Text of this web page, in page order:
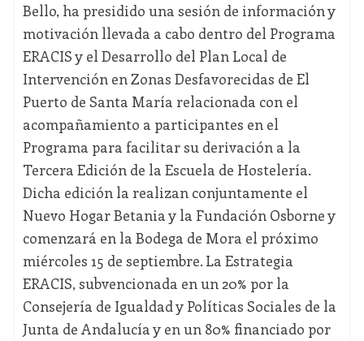
Bello, ha presidido una sesión de información y
motivación llevada a cabo dentro del Programa
ERACIS y el Desarrollo del Plan Local de
Intervención en Zonas Desfavorecidas de El
Puerto de Santa María relacionada con el
acompañamiento a participantes en el
Programa para facilitar su derivación a la
Tercera Edición de la Escuela de Hostelería.
Dicha edición la realizan conjuntamente el
Nuevo Hogar Betania y la Fundación Osborne y
comenzará en la Bodega de Mora el próximo
miércoles 15 de septiembre. La Estrategia
ERACIS, subvencionada en un 20% por la
Consejería de Igualdad y Políticas Sociales de la
Junta de Andalucía y en un 80% financiado por